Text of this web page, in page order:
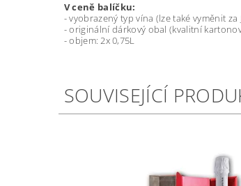
V ceně balíčku:
- vyobrazený typ vína (lze také vyměnit za
- originální dárkový obal (kvalitní
-objem: 2x 0,75L
SOUVISEJÍCÍ